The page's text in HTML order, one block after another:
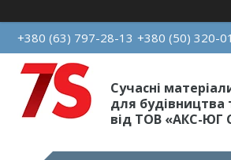
+380 (63) 797-28-13 +380 (50) 320-
Сучасні
для будівництва
від ТОВ «АКС-ЮГ